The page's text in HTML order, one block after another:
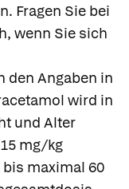
Fragen Sie bei
wenn Sie sich
den Angaben in
wird in
und Alter
mg/kg
maximal 60